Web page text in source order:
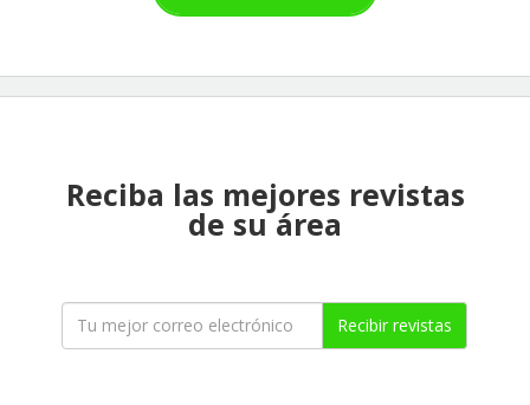
Reciba las mejores revistas
de su área
Recibir revistas